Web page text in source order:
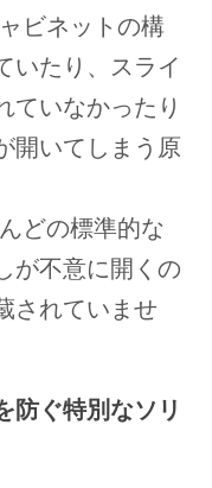
ビネットの構
いたり、スライ
ていなかったり
開いてしまう原
どの標準的な
が不意に開くの
されていませ
防ぐ特別なソリ